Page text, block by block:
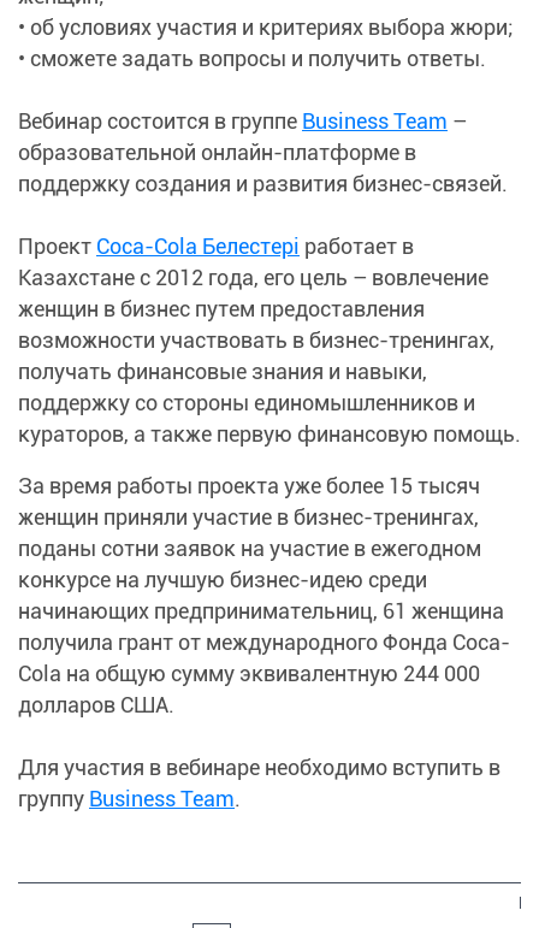
• об условиях участия и критериях выбора жюри;
• сможете задать вопросы и получить ответы.
Вебинар состоится в группе Business Team –
образовательной онлайн-платформе в
поддержку создания и развития бизнес-связей.
Проект Coca-Cola Белестері работает в
Казахстане с 2012 года, его цель – вовлечение
женщин в бизнес путем предоставления
возможности участвовать в бизнес-тренингах,
получать финансовые знания и навыки,
поддержку со стороны единомышленников и
кураторов, а также первую финансовую помощь.
За время работы проекта уже более 15 тысяч
женщин приняли участие в бизнес-тренингах,
поданы сотни заявок на участие в ежегодном
конкурсе на лучшую бизнес-идею среди
начинающих предпринимательниц, 61 женщина
получила грант от международного Фонда Coca-
Cola на общую сумму эквивалентную 244 000
долларов США.
Для участия в вебинаре необходимо вступить в
группу Business Team.